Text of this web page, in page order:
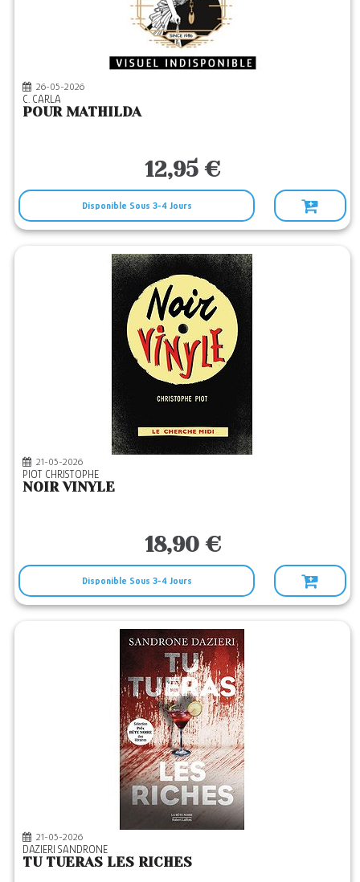
26-05-2026
C. CARLA
POUR MATHILDA
12,95 €
Disponible Sous 3-4 Jours
21-05-2026
PIOT CHRISTOPHE
NOIR VINYLE
18,90 €
Disponible Sous 3-4 Jours
21-05-2026
DAZIERI SANDRONE
TU TUERAS LES RICHES